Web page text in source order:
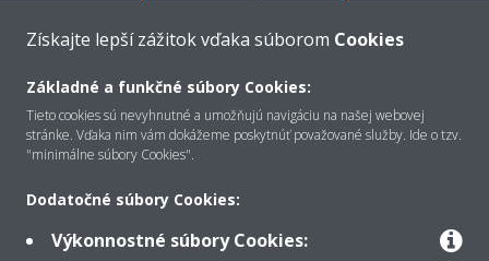
O Daikin
Riešenia
Získajte lepší zážitok vďaka súborom Cookies
Základné a funkčné súbory Cookies:
Tieto cookies sú nevyhnutné a umožňujú navigáciu na našej webovej
stránke. Vďaka nim vám dokážeme poskytnúť považované služby. Ide o tzv.
"minimálne súbory Cookies".
Dodatočné súbory Cookies:
Výkonnostné súbory Cookies: